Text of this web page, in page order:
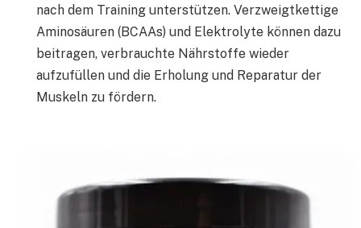
nach dem Training unterstützen. Verzweigtkettige
Aminosäuren (BCAAs) und Elektrolyte können dazu
beitragen, verbrauchte Nährstoffe wieder
aufzufüllen und die Erholung und Reparatur der
Muskeln zu fördern.